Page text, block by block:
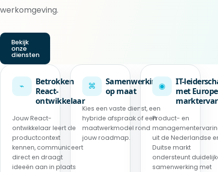
werkomgeving.
Bekijk
onze
diensten
⌁
Betrokken
React-
ontwikkelaar
Jouw React-
ontwikkelaar leert de
productcontext
kennen, communiceert
direct en draagt
ideeën aan in plaats
⌘
Samenwerking
op maat
Kies een vaste dienst, een
hybride afspraak of een
maatwerkmodel rond
jouw roadmap.
◉
IT-
met
Product- en
uit de Nederlandse
Duitse markt
ondersteunt
samenwerking met